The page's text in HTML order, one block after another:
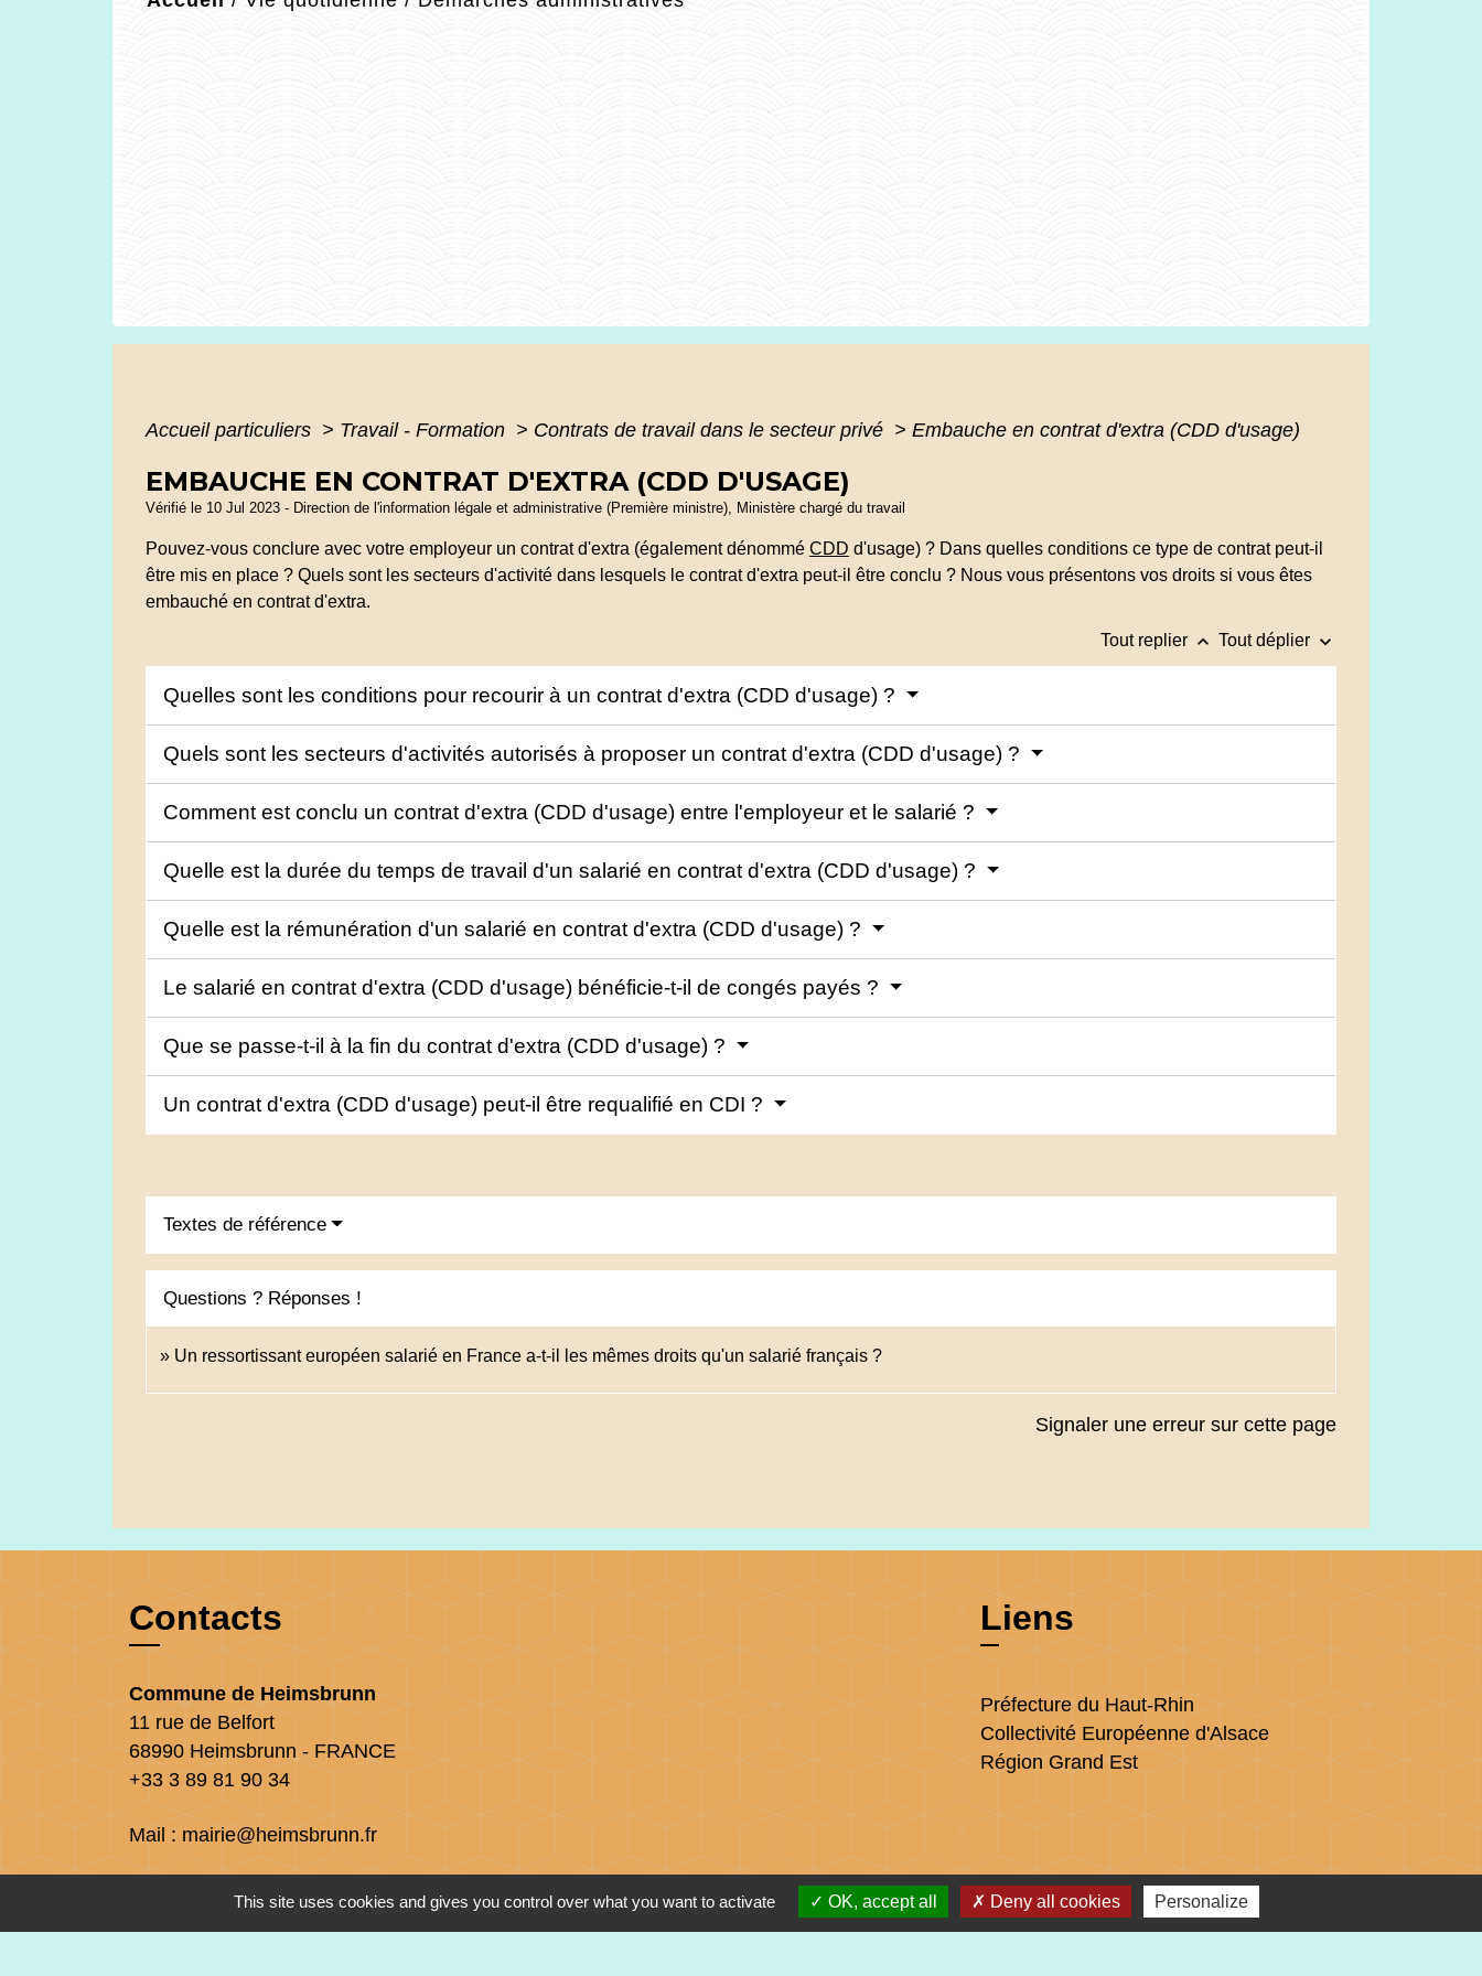
Accueil particuliers > Travail - Formation > Contrats de travail dans le secteur privé > Embauche en contrat d'extra (CDD d'usage)
EMBAUCHE EN CONTRAT D'EXTRA (CDD D'USAGE)
Vérifié le 10 Jul 2023 - Direction de l'information légale et administrative (Première ministre), Ministère chargé du travail
Pouvez-vous conclure avec votre employeur un contrat d'extra (également dénommé CDD d'usage) ? Dans quelles conditions ce type de contrat peut-il
être mis en place ? Quels sont les secteurs d'activité dans lesquels le contrat d'extra peut-il être conclu ? Nous vous présentons vos droits si vous êtes
embauché en contrat d'extra.
Tout replier keyboard_arrow_up Tout déplier keyboard_arrow_down
Quelles sont les conditions pour recourir à un contrat d'extra (CDD d'usage) ?
Quels sont les secteurs d'activités autorisés à proposer un contrat d'extra (CDD d'usage) ?
Comment est conclu un contrat d'extra (CDD d'usage) entre l'employeur et le salarié ?
Quelle est la durée du temps de travail d'un salarié en contrat d'extra (CDD d'usage) ?
Quelle est la rémunération d'un salarié en contrat d'extra (CDD d'usage) ?
Le salarié en contrat d'extra (CDD d'usage) bénéficie-t-il de congés payés ?
Que se passe-t-il à la fin du contrat d'extra (CDD d'usage) ?
Un contrat d'extra (CDD d'usage) peut-il être requalifié en CDI ?
Textes de référence
Questions ? Réponses !
Un ressortissant européen salarié en France a-t-il les mêmes droits qu'un salarié français ?
Signaler une erreur sur cette page
Contacts
Commune de Heimsbrunn
11 rue de Belfort
68990 Heimsbrunn - FRANCE
+33 3 89 81 90 34
Mail : mairie@heimsbrunn.fr
Horaires d'ouverture
Liens
Préfecture du Haut-Rhin
Collectivité Européenne d'Alsace
Région Grand Est
This site uses cookies and gives you control over what you want to activate OK, accept all Deny all cookies Personalize